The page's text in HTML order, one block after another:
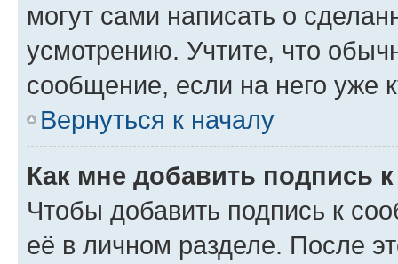
могут сами написать о
усмотрению. Учтите, что
сообщение, если на него уже
Вернуться к началу
Как мне добавить подпись
Чтобы добавить подпись к
её в личном разделе. После